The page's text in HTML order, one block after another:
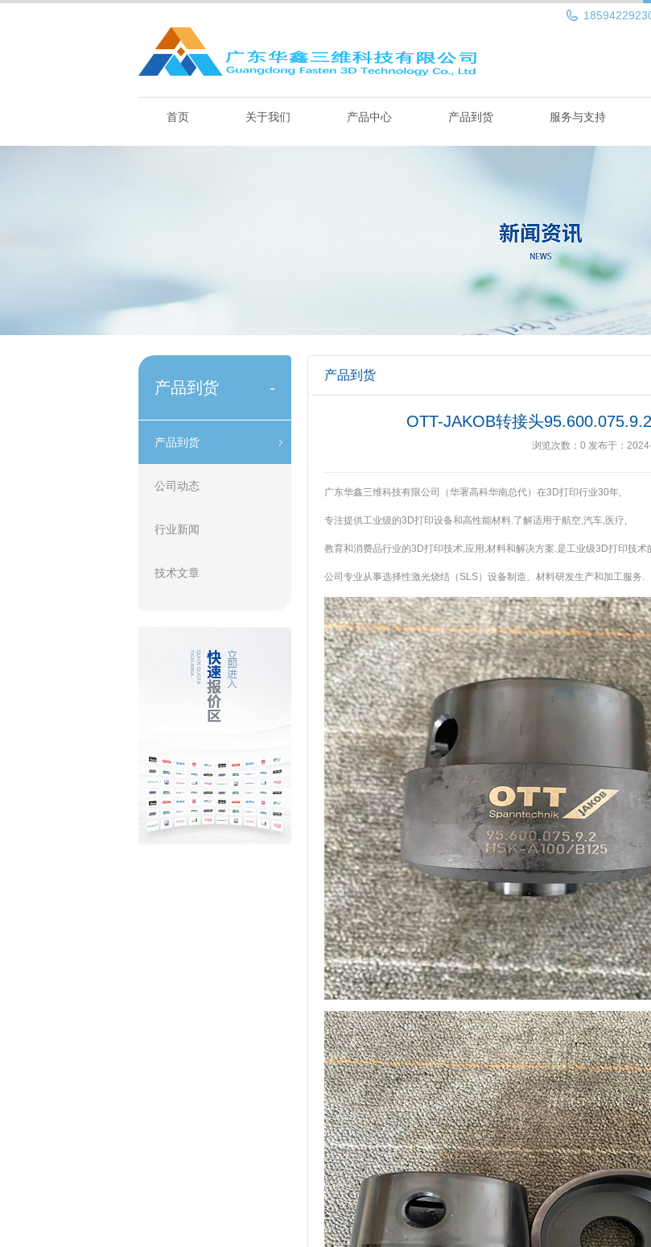
首页 关于我们 产品中心 产品到货 服务与支持
产品到货 -
产品到货
公司动态
行业新闻
技术文章
产品到货
OTT-JAKOB转接头
浏览次数： 0 发布于：
广东华鑫三维科技有限公司（华署高科华南总代）在3D打印行业30年,
专注提供工业级的3D打印设备和高性能材料.了解适用于航空,汽车,医疗,
教育和消费品行业的3D打印技术,应用,材料和解决方案.是工业级3D打印技术
公司专业从事选择性激光烧结（SLS）设备制造、材料研发生产和加工服务.